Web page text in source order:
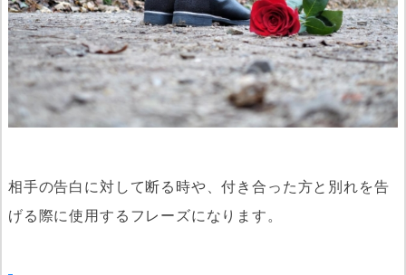
相手の告白に対して断る時や、付き合った方と別れを告
げる際に使用するフレーズになります。